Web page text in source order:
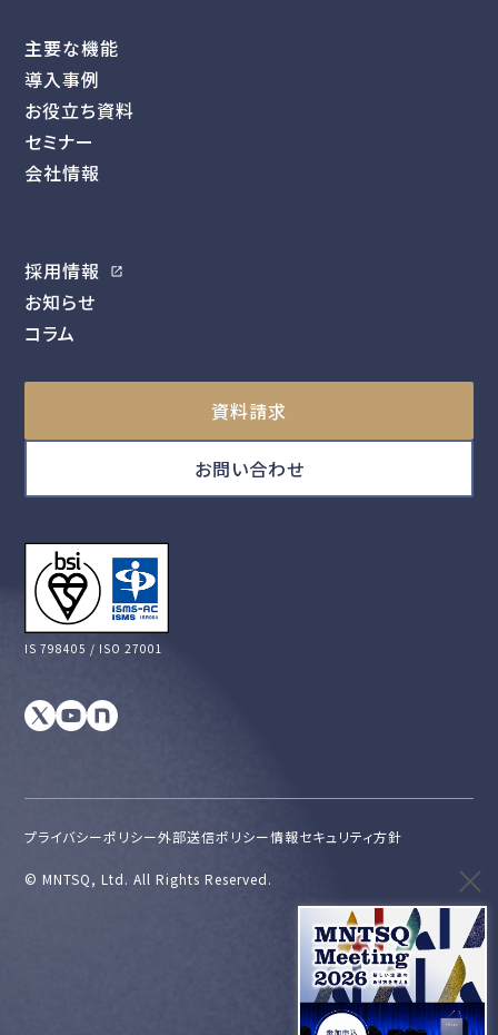
主要な機能
導入事例
お役立ち資料
セミナー
会社情報
採用情報
お知らせ
コラム
資料請求
お問い合わせ
IS 798405 / ISO 27001
プライバシーポリシー外部送信ポリシー情報セキュリティ方針
©︎ MNTSQ, Ltd. All Rights Reserved.